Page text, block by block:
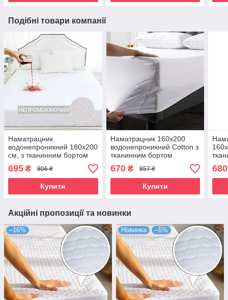
Подібні товари компанії
Наматрацник
водонепроникний 180х200
см, з тканинним бортом
695 ₴ 806 ₴
Купити
Наматрацник 160х200
водонепроникний Cotton з
тканинним бортом
670₴ 857 ₴
Купити
680
Акційні пропозиції та новинки
–16% Новинка –5%